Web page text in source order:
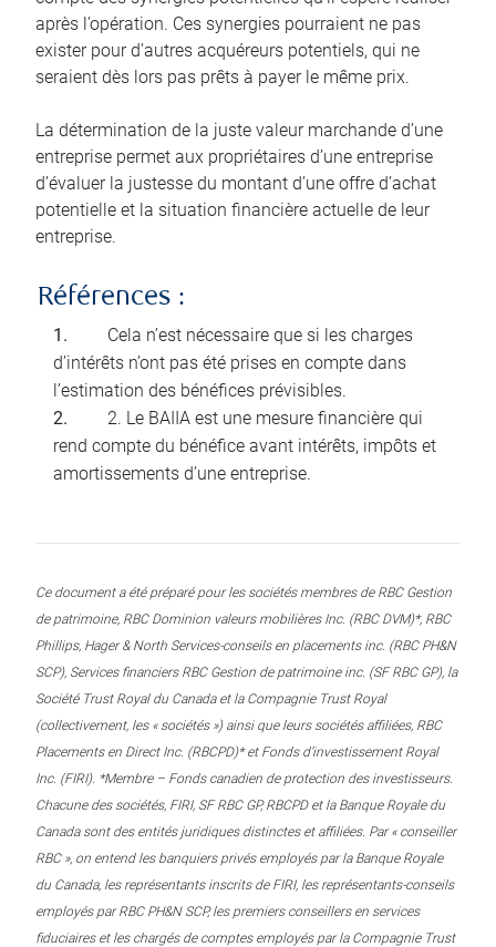
après l’opération. Ces synergies pourraient ne pas
exister pour d’autres acquéreurs potentiels, qui ne
seraient dès lors pas prêts à payer le même prix.
La détermination de la juste valeur marchande d’une
entreprise permet aux propriétaires d’une entreprise
d’évaluer la justesse du montant d’une offre d’achat
potentielle et la situation financière actuelle de leur
entreprise.
Références :
Cela n’est nécessaire que si les charges
d’intérêts n’ont pas été prises en compte dans
l’estimation des bénéfices prévisibles.
2. Le BAIIA est une mesure financière qui
rend compte du bénéfice avant intérêts, impôts et
amortissements d’une entreprise.
Ce document a été préparé pour les sociétés membres de RBC Gestion
de patrimoine, RBC Dominion valeurs mobilières Inc. (RBC DVM)*, RBC
Phillips, Hager & North Services-conseils en placements inc. (RBC PH&N
SCP), Services financiers RBC Gestion de patrimoine inc. (SF RBC GP), la
Société Trust Royal du Canada et la Compagnie Trust Royal
(collectivement, les « sociétés ») ainsi que leurs sociétés affiliées, RBC
Placements en Direct Inc. (RBCPD)* et Fonds d’investissement Royal
Inc. (FIRI). *Membre – Fonds canadien de protection des investisseurs.
Chacune des sociétés, FIRI, SF RBC GP, RBCPD et la Banque Royale du
Canada sont des entités juridiques distinctes et affiliées. Par « conseiller
RBC », on entend les banquiers privés employés par la Banque Royale
du Canada, les représentants inscrits de FIRI, les représentants-conseils
employés par RBC PH&N SCP, les premiers conseillers en services
fiduciaires et les chargés de comptes employés par la Compagnie Trust